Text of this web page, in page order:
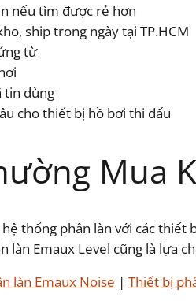
nếu tìm được rẻ hơn
ship trong ngày tại TP.HCM
từ
tin dùng
cho thiết bị hồ bơi thi đấu
Mua
thống phân làn với các
làn Emaux Level cũng là lựa
làn Emaux Noise | Thiết bị